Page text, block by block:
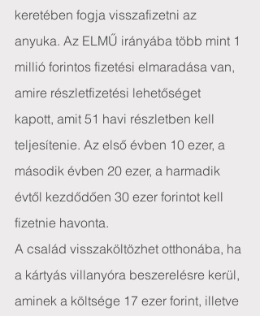
keretében fogja visszafizetni az
anyuka. Az ELMŰ irányába több mint 1
millió forintos fizetési elmaradása van,
amire részletfizetési lehetőséget
kapott, amit 51 havi részletben kell
teljesítenie. Az első évben 10 ezer, a
második évben 20 ezer, a harmadik
évtől kezdődően 30 ezer forintot kell
fizetnie havonta.
A család visszaköltözhet otthonába, ha
a kártyás villanyóra beszerelésre kerül,
aminek a költsége 17 ezer forint, illetve